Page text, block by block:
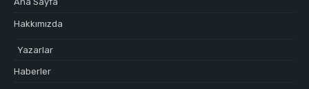
Hakkımızda
Yazarlar
Haberler